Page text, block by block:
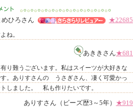
ましたか？
めひろさん ★22685
ね。
あききさん★681
り難うございます。私はスイーツが大好きな
。ありすさんの うさぎさん、凄く可愛かっ
しました。 私も作りたいです。
ありすさん（ビーズ歴3～5年） ★919